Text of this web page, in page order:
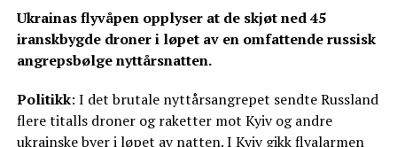
Ukrainas flyvåpen opplyser at de skjøt ned 45
iranskbygde droner i løpet av en omfattende russisk
angrepsbølge nyttårsnatten.
Politikk: I det brutale nyttårsangrepet sendte Russland
flere titalls droner og raketter mot Kyiv og andre
ukrainske byer i løpet av natten. I Kyiv gikk flyalarmen